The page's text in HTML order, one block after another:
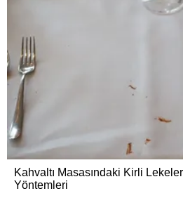
Kahvaltı Masasındaki Kirli
Yöntemleri